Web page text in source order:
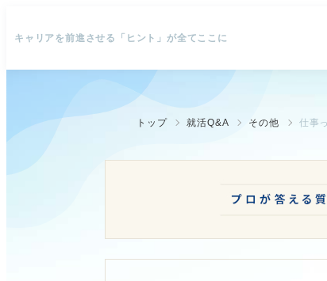
キャリアを前進させる「ヒント」が全てここに
トップ 就活Q&A その他 仕事